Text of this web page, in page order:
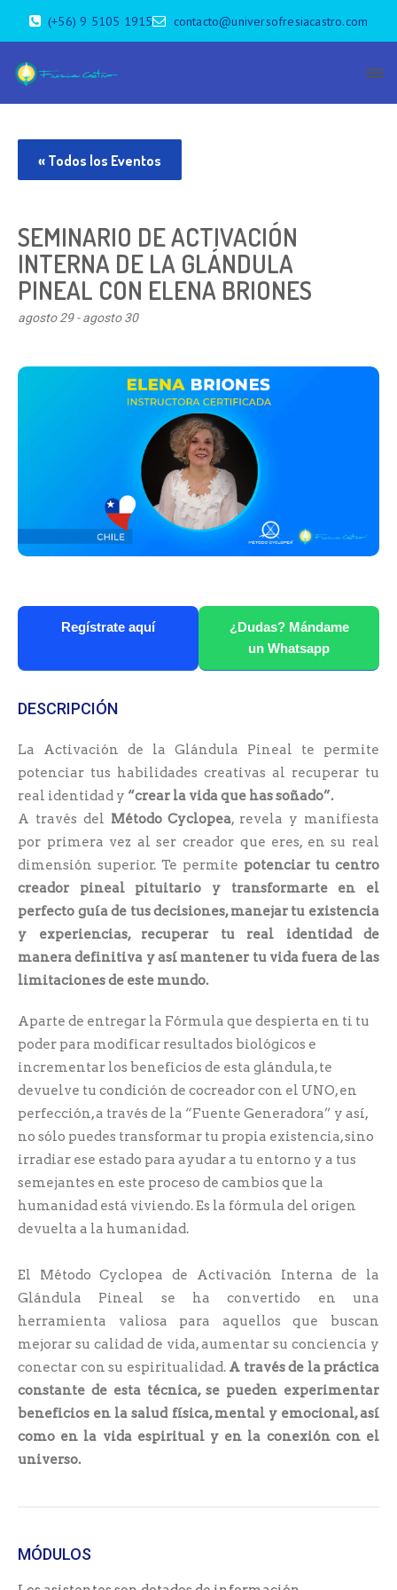
(+56) 9 5105 1915 contacto@universofresiacastro.com
« Todos los Eventos
SEMINARIO DE ACTIVACIÓN
INTERNA DE LA GLÁNDULA
PINEAL CON ELENA BRIONES
agosto 29-agosto 30
Regístrate aquí
¿Dudas? Mándame
un Whatsapp
DESCRIPCIÓN
La Activación de la Glándula Pineal te permite
potenciar tus habilidades creativas al recuperar tu
real identidad y “crear la vida que has soñado”.
A través del Método Cyclopea, revela y manifiesta
por primera vez al ser creador que eres, en su real
dimensión superior. Te permite potenciar tu centro
creador pineal pituitario y transformarte en el
perfecto guía de tus decisiones, manejar tu existencia
y experiencias, recuperar tu real identidad de
manera definitiva y así mantener tu vida fuera de las
limitaciones de este mundo.
Aparte de entregar la Fórmula que despierta en ti tu
poder para modificar resultados biológicos e
incrementar los beneficios de esta glándula, te
devuelve tu condición de cocreador con el UNO, en
perfección, a través de la “Fuente Generadora” y así,
no sólo puedes transformar tu propia existencia, sino
irradiar ese estado para ayudar a tu entorno y a tus
semejantes en este proceso de cambios que la
humanidad está viviendo. Es la fórmula del origen
devuelta a la humanidad.
El Método Cyclopea de Activación Interna de la
Glándula Pineal se ha convertido en una
herramienta valiosa para aquellos que buscan
mejorar su calidad de vida, aumentar su conciencia y
conectar con su espiritualidad. A través de la práctica
constante de esta técnica, se pueden experimentar
beneficios en la salud física, mental y emocional, así
como en la vida espiritual y en la conexión con el
universo.
MÓDULOS